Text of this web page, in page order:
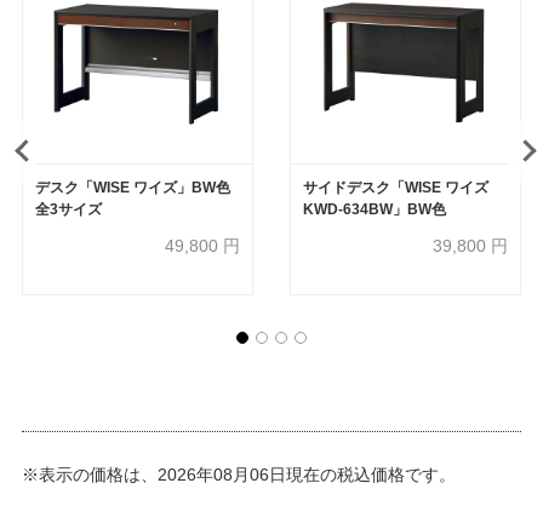
デスク「WISE ワイズ」BW色
全3サイズ
49,800 円
サイドデスク「WISE ワイズ
KWD-634BW」BW色
39,800 円
※表示の価格は、2026年08月06日現在の税込価格です。